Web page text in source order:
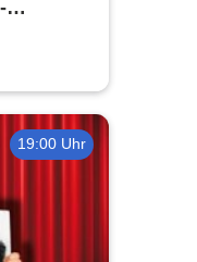
19:00 Uhr